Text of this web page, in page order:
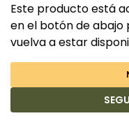
Este producto está
en el botón de abajo
vuelva a estar